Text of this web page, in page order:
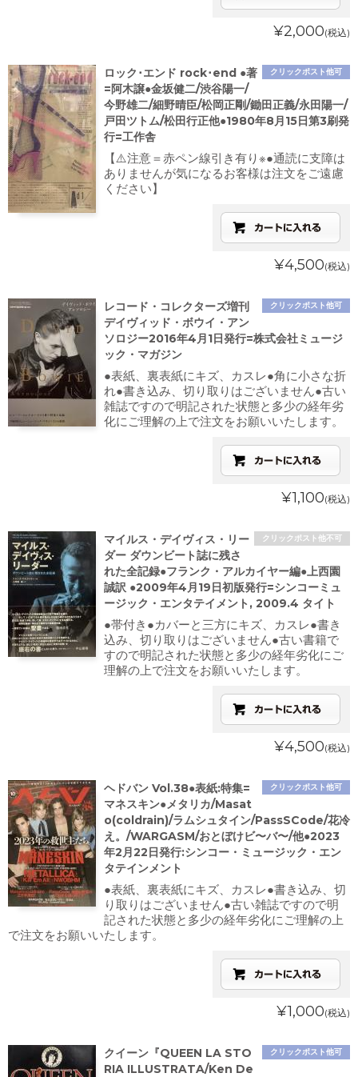
¥2,000(税込)
クリックポスト他可
ロック･エンド rock･end ●著
=阿木譲●金坂健二/渋谷陽一/
今野雄二/細野晴臣/松岡正剛/鋤田正義/永田陽一/
戸田ツトム/松田行正他●1980年8月15日第3刷発
行=工作舎
【⚠️注意＝赤ペン線引き有り※●通読に支障は
ありませんが気になるお客様は注文をご遠慮
ください】
¥4,500(税込)
クリックポスト他可
レコード・コレクターズ増刊
デイヴィッド・ボウイ・アン
ソロジー2016年4月1日発行=株式会社ミュージ
ック・マガジン
●表紙、裏表紙にキズ、カスレ●角に小さな折
れ●書き込み、切り取りはございません●古い
雑誌ですので明記された状態と多少の経年劣
化にご理解の上で注文をお願いいたします。
¥1,100(税込)
クリックポスト他不可
マイルス・デイヴィス・リー
ダー ダウンビート誌に残さ
れた全記録●フランク・アルカイヤー編●上西園
誠訳 ●2009年4月19日初版発行=シンコーミュ
ージック・エンタテイメント, 2009.4 タイト
●帯付き●カバーと三方にキズ、カスレ●書き
込み、切り取りはございません●古い書籍で
すので明記された状態と多少の経年劣化にご
理解の上で注文をお願いいたします。
¥4,500(税込)
クリックポスト他可
ヘドバン Vol.38●表紙:特集=
マネスキン●メタリカ/Masat
o(coldrain)/ラムシュタイン/PassSCode/花冷
え。/WARGASM/おとぼけビ〜バ〜/他●2023
年2月22日発行:シンコー・ミュージック・エン
タテインメント
●表紙、裏表紙にキズ、カスレ●書き込み、切
り取りはございません●古い雑誌ですので明
記された状態と多少の経年劣化にご理解の上
で注文をお願いいたします。
¥1,000(税込)
クリックポスト他可
クイーン『QUEEN LA STO
RIA ILLUSTRATA/Ken De